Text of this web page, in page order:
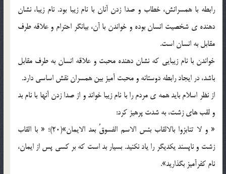
رابطه با همسرانش، خطاب و صدا زدن آنان با نام زیبا بود. نام زیبا، نشان
دهنده ی شخصیت انسان بوده و خواندن با آن، بیانگر احترام و علاقه طرف
مقابل به انسان است.
خواندن با نام زیبایی که نشان دهنده محبت و علاقه انسان به طرف مقابل
باشد، در ایجاد رابطه دوستانه و محبت آمیز بین همسران نقش اساسی دارد.
از نظر اسلام باید همه ی مردم را با نام زیبا خواند و از صدا زدن آنها با نام بد
و لقب های زشت، به شدت پرهیز کرد:
« و لا تنابزوا بالالقاب بئس الاسم الفسوقُ‌ بعد الایمان»(20)؛ « با القاب
زشت و ناپسند یکدیگر را یاد نکنید. بسیار بد است که بر کسی پس از ایمان،
نام کفرآمیز بگذارید».